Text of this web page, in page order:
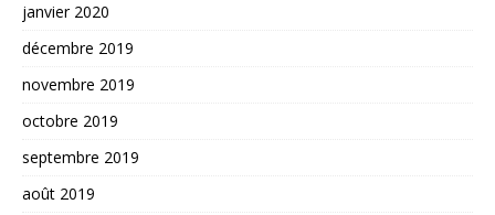
janvier 2020
décembre 2019
novembre 2019
octobre 2019
septembre 2019
août 2019